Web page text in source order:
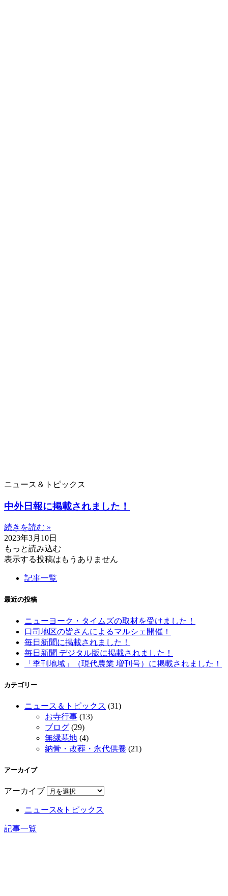
ニュース＆トピックス
中外日報に掲載されました！
続きを読む »
2023年3月10日
もっと読み込む
表示する投稿はもうありません
記事一覧
最近の投稿
ニューヨーク・タイムズの取材を受けました！
口司地区の皆さんによるマルシェ開催！
毎日新聞に掲載されました！
毎日新聞 デジタル版に掲載されました！
「季刊地域」（現代農業 増刊号）に掲載されました！
カテゴリー
ニュース＆トピックス (31)
お寺行事 (13)
ブログ (29)
無縁墓地 (4)
納骨・改葬・永代供養 (21)
アーカイブ
アーカイブ
ニュース&トピックス
記事一覧